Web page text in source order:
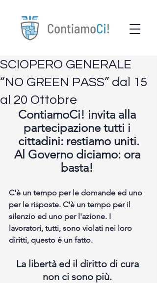
SCIOPERO GENERALE
“NO GREEN PASS” dal 15
al 20 Ottobre
ContiamoCi! invita alla
partecipazione tutti i
cittadini: restiamo uniti.
Al Governo diciamo: ora
basta!
C'è un tempo per le domande ed uno
per le risposte. C'è un tempo per il
silenzio ed uno per l'azione. I
lavoratori, tutti, sono violati nei loro
diritti, questo è un fatto.
La libertà ed il diritto di cura
non ci sono più.